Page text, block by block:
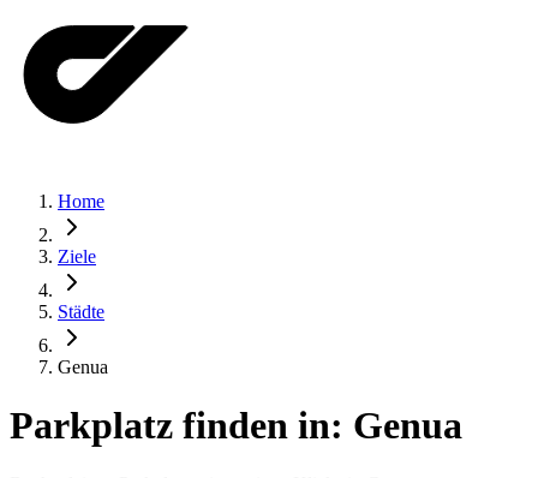
Home
Ziele
Städte
Genua
Parkplatz finden in: Genua